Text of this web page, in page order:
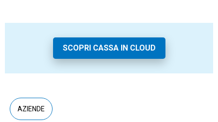
SCOPRI CASSA IN CLOUD
AZIENDE